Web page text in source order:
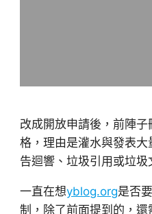
改成開放申請後，前陣
格，理由是灌水與發表
告迴響、垃圾引用或垃圾
一直在想yblog.org是否
制，除了前面提到的，還